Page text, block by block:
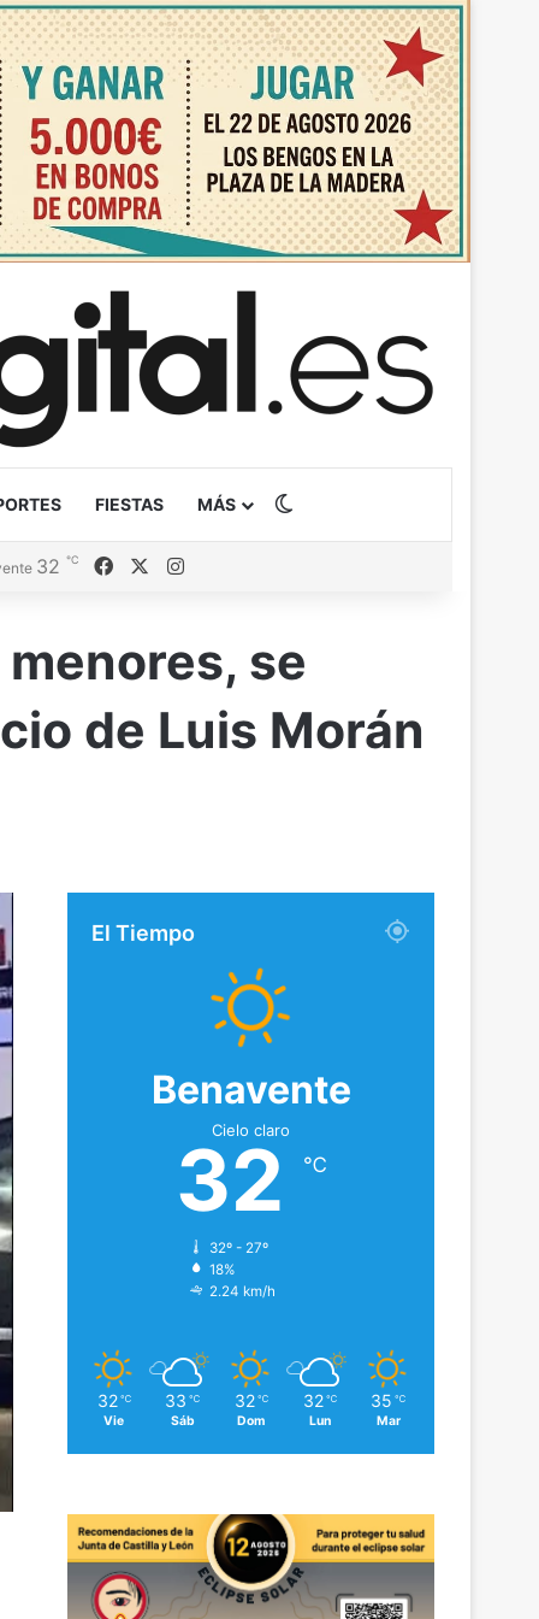
FIESTAS MÁS
32 ℃ FacebookInstagram
se
de Luis Morán
El Tiempo
Benavente
Cielo claro
32 ℃
32º - 27º
18%
2.24 km/h
32 ℃
Vie
33 ℃
Sáb
32 ℃
Dom
32 ℃
Lun
35 ℃
Mar